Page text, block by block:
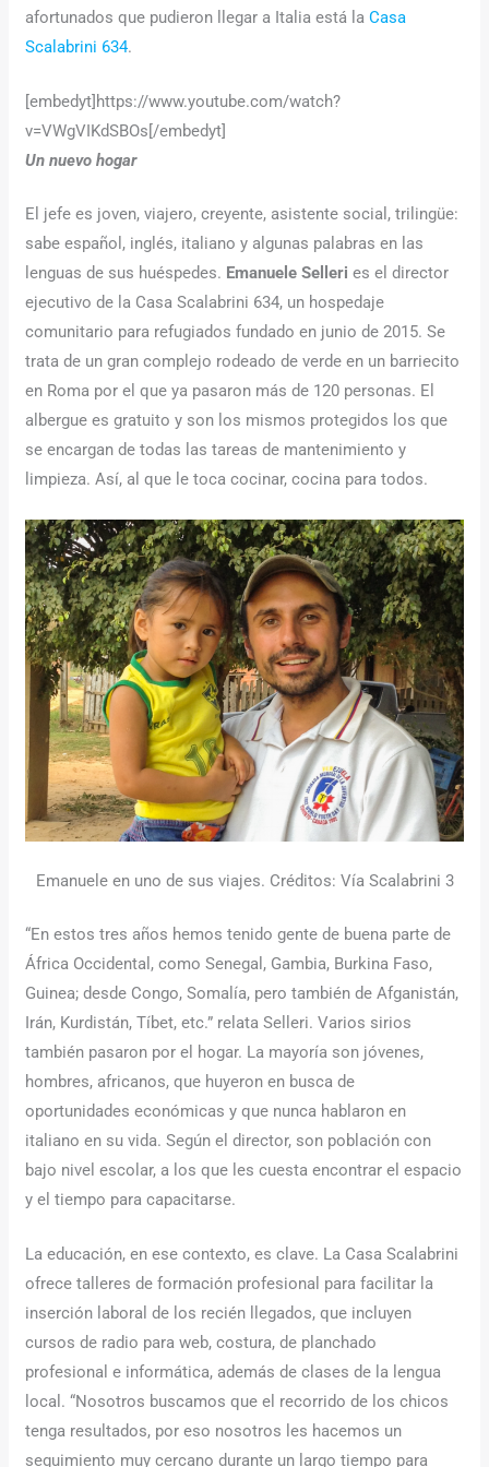
afortunados que pudieron llegar a Italia está laCasa
Scalabrini 634.
[embedyt]https://www.youtube.com/watch?
v=VWgVIKdSBOs[/embedyt]
Un nuevo hogar
El jefe es joven, viajero, creyente, asistente social, trilingüe:
sabe español, inglés, italiano y algunas palabras en las
lenguas de sus huéspedes. Emanuele Selleri es el director
ejecutivo de la Casa Scalabrini 634, un hospedaje
comunitario para refugiados fundado en junio de 2015. Se
trata de un gran complejo rodeado de verde en un barriecito
en Roma por el que ya pasaron más de 120 personas. El
albergue es gratuito y son los mismos protegidos los que
se encargan de todas las tareas de mantenimiento y
limpieza. Así, al que le toca cocinar, cocina para todos.
Emanuele en uno de sus viajes. Créditos: Vía Scalabrini 3
“En estos tres años hemos tenido gente de buena parte de
África Occidental, como Senegal, Gambia, Burkina Faso,
Guinea; desde Congo, Somalía, pero también de Afganistán,
Irán, Kurdistán, Tíbet, etc.” relata Selleri. Varios sirios
también pasaron por el hogar. La mayoría son jóvenes,
hombres, africanos, que huyeron en busca de
oportunidades económicas y que nunca hablaron en
italiano en su vida. Según el director, son población con
bajo nivel escolar, a los que les cuesta encontrar el espacio
y el tiempo para capacitarse.
La educación, en ese contexto, es clave. La Casa Scalabrini
ofrece talleres de formación profesional para facilitar la
inserción laboral de los recién llegados, que incluyen
cursos de radio para web, costura, de planchado
profesional e informática, además de clases de la lengua
local. “Nosotros buscamos que el recorrido de los chicos
tenga resultados, por eso nosotros les hacemos un
seguimiento muy cercano durante un largo tiempo para